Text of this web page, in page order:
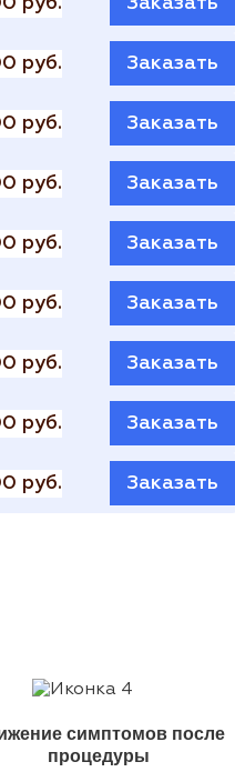
руб. Заказать
руб. Заказать
руб. Заказать
руб. Заказать
руб. Заказать
руб. Заказать
руб. Заказать
руб. Заказать
симптомов после
процедуры